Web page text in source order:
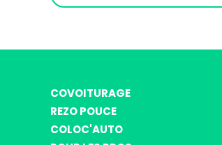
COVOITURAGE
REZO POUCE
COLOC'AUTO